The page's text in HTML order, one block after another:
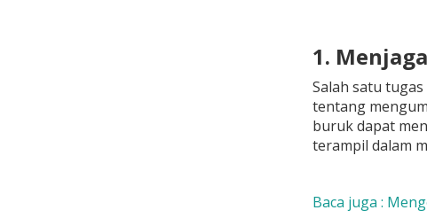
1.
Salah satu
tentang
buruk dapat
terampil dalam
Baca juga :